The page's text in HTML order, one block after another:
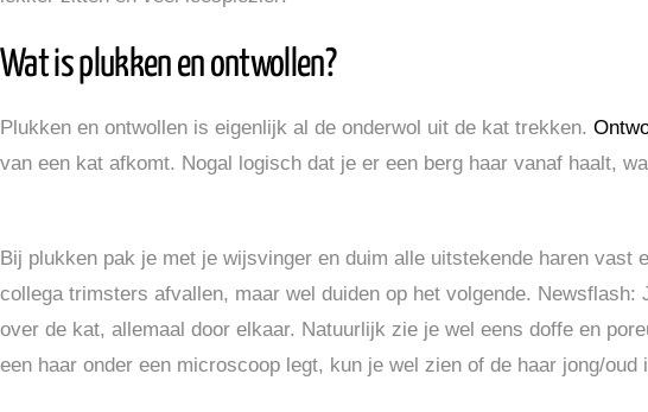
Wat is plukken en ontwollen?
Plukken en ontwollen is eigenlijk al de onderwol uit de kat trekken.
van een kat afkomt. Nogal logisch dat je er een berg haar vanaf haalt,
Bij plukken pak je met je wijsvinger en duim alle uitstekende haren
collega trimsters afvallen, maar wel duiden op het volgende.
over de kat, allemaal door elkaar. Natuurlijk zie je wel eens doffe en
een haar onder een microscoop legt, kun je wel zien of de haar jong/oud